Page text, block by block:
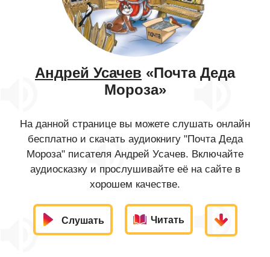
Андрей Усачев «Почта Деда
Мороза»
На данной странице вы можете слушать онлайн
бесплатно и скачать аудиокнигу "Почта Деда
Мороза" писателя Андрей Усачев. Включайте
аудиосказку и прослушивайте её на сайте в
хорошем качестве.
Слушать Читать